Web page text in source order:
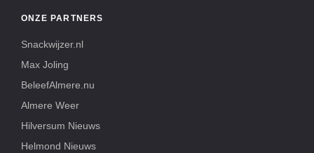
ONZE PARTNERS
Snackwijzer.nl
Max Joling
BeleefAlmere.nu
Almere Weer
Hilversum Nieuws
Helmond Nieuws